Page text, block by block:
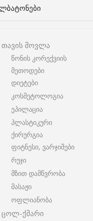
თავის მოვლა
წონის კორექვიის
მეთოდები
დიეტები
კოსმეტოლოგია
ეპილაცია
პლასტიკური
ქირურგია
ფიტნესი, ვარჯიშები
რუჯი
მზით დამწვრობა
მასაჟი
ოფლიანობა
ცოლ-ქმარი